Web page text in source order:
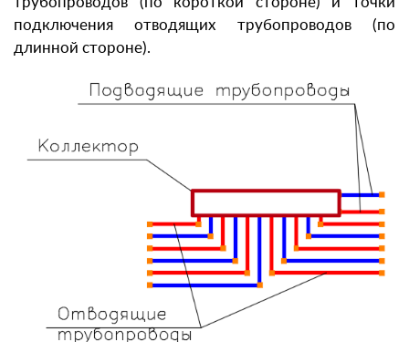
подключения отводящих трубопроводов (по
длинной стороне).